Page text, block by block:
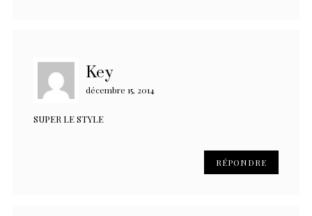
Key
décembre 15, 2014
SUPER LE STYLE
RÉPONDRE